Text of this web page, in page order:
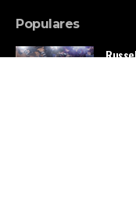
Populares